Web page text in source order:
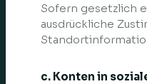
Sofern gesetzlich
ausdrückliche
c. Konten in